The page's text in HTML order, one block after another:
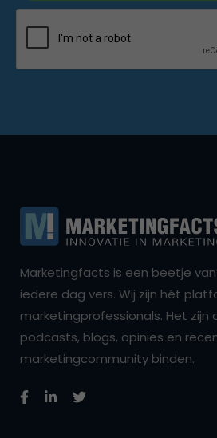
Marketingfacts is een beetje
iedere dag vers. Wij zijn hét
marketingprofessionals. Het zijn
podcasts, blogs, opinies en
marketingcommunity binden.